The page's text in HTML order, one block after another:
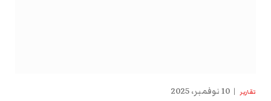
تقارير 10 نوفمبر، 2025